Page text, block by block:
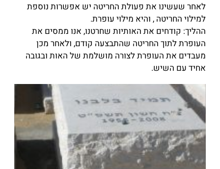
לאחר שעשינו את פעולת החריטה יש אפשרות נוספת
למילוי החריטה , והיא מילוי עופרת.
ההליך: קודחים את האותיות שחרטנו, אנו ממסים את
העופרת לתוך החריטה שהתבצעה קודם, ולאחר מכן
מעבדים את העופרת לצורה מושלמת של האות ובגובה
אחיד עם השיש.